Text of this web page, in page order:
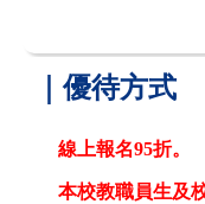
｜優待方式
線上報名95折。
本校教職員生及